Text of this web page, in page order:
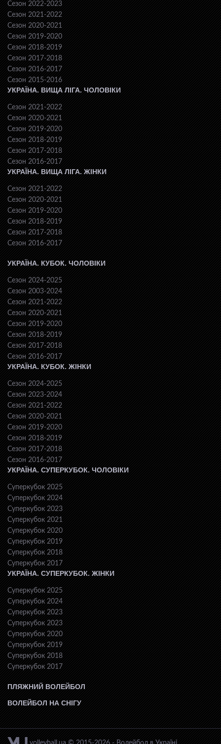
Сезон 2022-2023
Сезон 2021-2022
Сезон 2020-2021
Сезон 2019-2020
Сезон 2018-2019
Сезон 2017-2018
Сезон 2016-2017
Сезон 2015-2016
УКРАЇНА. ВИЩА ЛІГА. ЧОЛОВІКИ
Сезон 2021-2022
Сезон 2020-2021
Сезон 2019-2020
Сезон 2018-2019
Сезон 2017-2018
Сезон 2016-2017
УКРАЇНА. ВИЩА ЛІГА. ЖІНКИ
Сезон 2021-2022
Сезон 2020-2021
Сезон 2019-2020
Сезон 2018-2019
Сезон 2017-2018
Сезон 2016-2017
УКРАЇНА. КУБОК. ЧОЛОВІКИ
Сезон 2024-2025
Сезон 2003-2024
Сезон 2021-2022
Сезон 2020-2021
Сезон 2019-2020
Сезон 2018-2019
Сезон 2017-2018
Сезон 2016-2017
УКРАЇНА. КУБОК. ЖІНКИ
Сезон 2024-2025
Сезон 2023-2024
Сезон 2021-2022
Сезон 2020-2021
Сезон 2019-2020
Сезон 2018-2019
Сезон 2017-2018
Сезон 2016-2017
УКРАЇНА. СУПЕРКУБОК. ЧОЛОВІКИ
Суперкубок 2025
Суперкубок 2024
Суперкубок 2023
Суперкубок 2021
Суперкубок 2020
Суперкубок 2019
Суперкубок 2018
Суперкубок 2017
УКРАЇНА. СУПЕРКУБОК. ЖІНКИ
Суперкубок 2025
Суперкубок 2024
Суперкубок 2023
Суперкубок 2023
Суперкубок 2020
Суперкубок 2019
Суперкубок 2018
Суперкубок 2017
ПЛЯЖНИЙ ВОЛЕЙБОЛ
ВОЛЕЙБОЛ НА СНІГУ